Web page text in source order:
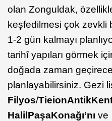
olan Zonguldak,
keşfedilmesi çok zevkli
1-2 gün kalmayı
tarihî yapıları görmek
doğada zaman
planlayabilirsiniz. Gezi
Filyos/TieionAntik
Halil PaşaKonağı’nı ve